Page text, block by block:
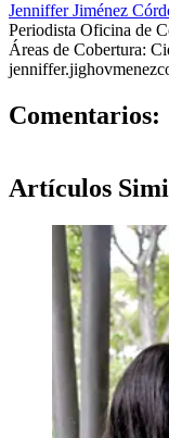
Jenniffer Jiménez
Periodista Oficina de
Áreas de Cobertura:
jenniffer.jighov
Comentarios:
Artículos